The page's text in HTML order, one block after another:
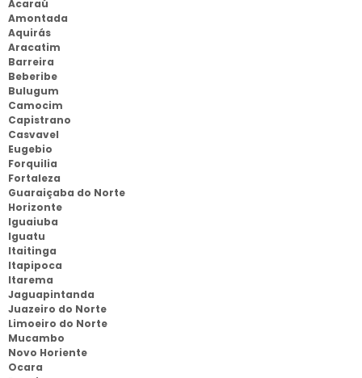
Acaraú
Amontada
Aquirás
Aracatim
Barreira
Beberibe
Bulugum
Camocim
Capistrano
Casvavel
Eugebio
Forquilia
Fortaleza
Guaraiçaba do Norte
Horizonte
Iguaiuba
Iguatu
Itaitinga
Itapipoca
Itarema
Jaguapintanda
Juazeiro do Norte
Limoeiro do Norte
Mucambo
Novo Horiente
Ocara